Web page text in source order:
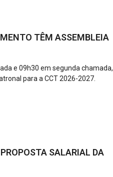
TÊM ASSEMBLEIA
e 09h30 em segunda chamada,
para a CCT 2026-2027.
SALARIAL DA